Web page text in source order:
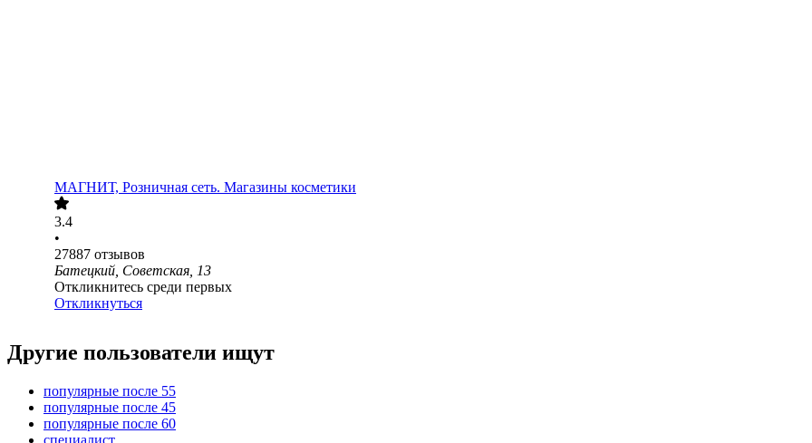
МАГНИТ, Розничная сеть. Магазины косметики
3.4
•
27887 отзывов
Батецкий, Советская, 13
Откликнитесь среди первых
Откликнуться
Другие пользователи ищут
популярные после 55
популярные после 45
популярные после 60
специалист